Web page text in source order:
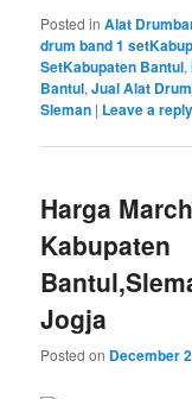
Posted in Alat
drum band 1
SetKabupaten Bantul,
Bantul,Jual Alat
Sleman | Leave a reply
Harga
Kabupaten
Jogja
Posted on December